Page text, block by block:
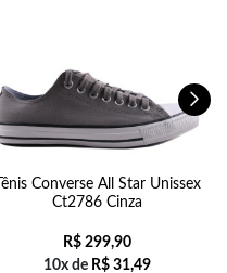
Tênis Converse All Star Unissex
Ct2786 Cinza
R$ 299,90
10x de R$ 31,49